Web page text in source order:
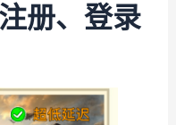
册、登录